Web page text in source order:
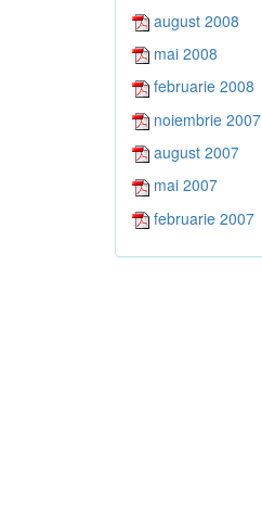
august 2008
mai 2008
februarie 2008
noiembrie 2007
august 2007
mai 2007
februarie 2007